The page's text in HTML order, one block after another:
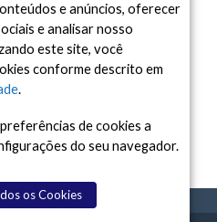
e anúncios, oferecer
e analisar nosso
este site, você
conforme descrito em
.
de cookies a
do seu navegador.
os Cookies